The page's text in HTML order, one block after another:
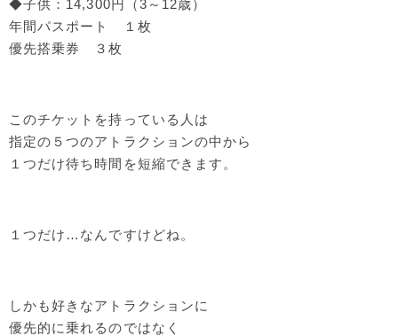
◆子供：14,300円（3～12歳）
年間パスポート １枚
優先搭乗券 ３枚
このチケットを持っている人は
指定の５つのアトラクションの中から
１つだけ待ち時間を短縮できます。
１つだけ…なんですけどね。
しかも好きなアトラクションに
優先的に乗れるのではなく